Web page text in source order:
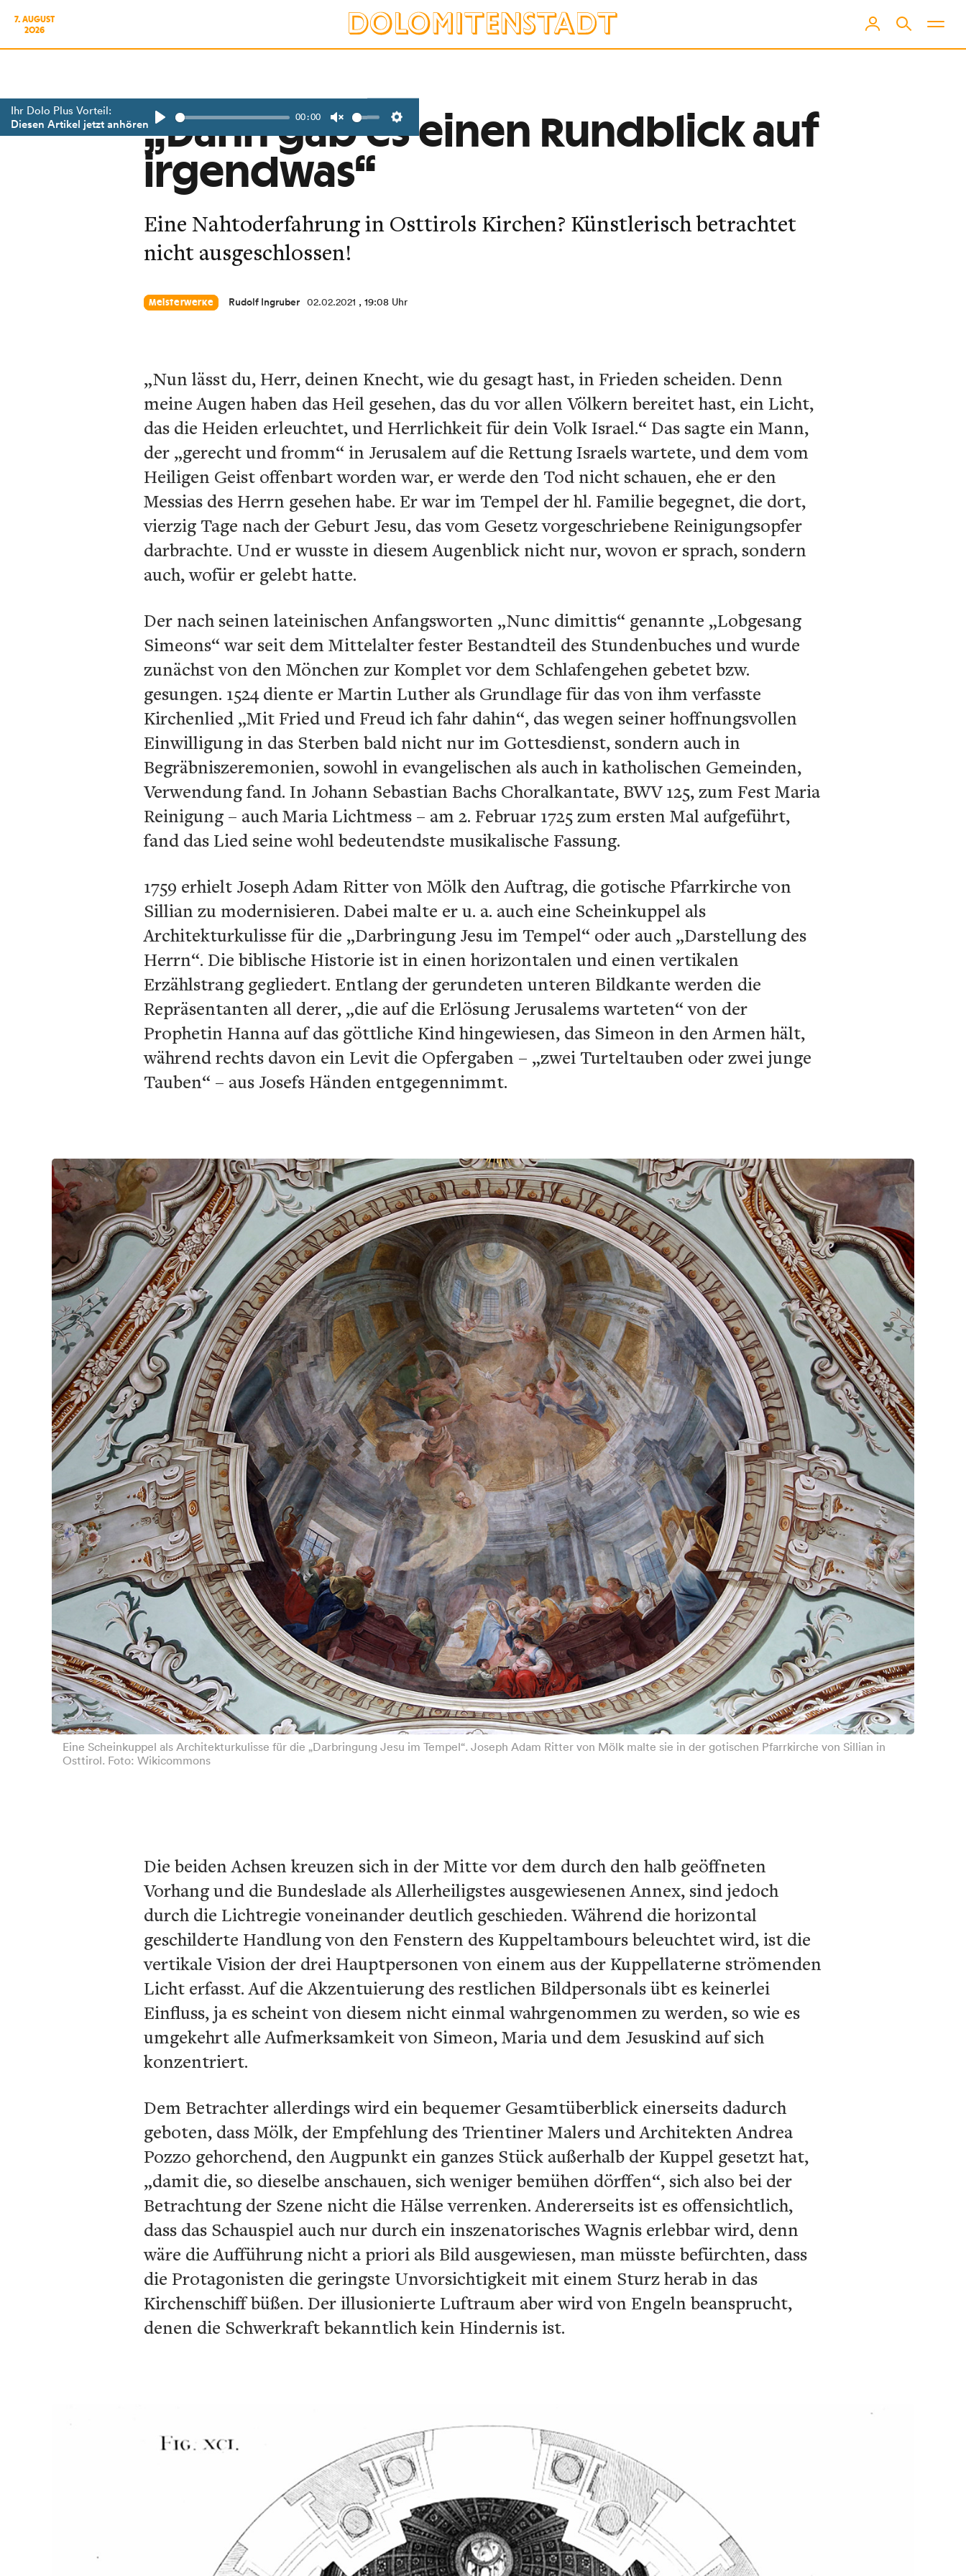
7. AUGUST
2026
Ihr Dolo Plus Vorteil:
Diesen Artikel jetzt anhören 00:00
Settings
„Dann gab es einen Rundblick auf
irgendwas“
Eine Nahtoderfahrung in Osttirols Kirchen? Künstlerisch betrachtet
nicht ausgeschlossen!
Meisterwerke Rudolf Ingruber 02.02.2021 , 19:08 Uhr
„Nun lässt du, Herr, deinen Knecht, wie du gesagt hast, in Frieden scheiden. Denn
meine Augen haben das Heil gesehen, das du vor allen Völkern bereitet hast, ein Licht,
das die Heiden erleuchtet, und Herrlichkeit für dein Volk Israel.“ Das sagte ein Mann,
der „gerecht und fromm“ in Jerusalem auf die Rettung Israels wartete, und dem vom
Heiligen Geist offenbart worden war, er werde den Tod nicht schauen, ehe er den
Messias des Herrn gesehen habe. Er war im Tempel der hl. Familie begegnet, die dort,
vierzig Tage nach der Geburt Jesu, das vom Gesetz vorgeschriebene Reinigungsopfer
darbrachte. Und er wusste in diesem Augenblick nicht nur, wovon er sprach, sondern
auch, wofür er gelebt hatte.
Der nach seinen lateinischen Anfangsworten „Nunc dimittis“ genannte „Lobgesang
Simeons“ war seit dem Mittelalter fester Bestandteil des Stundenbuches und wurde
zunächst von den Mönchen zur Komplet vor dem Schlafengehen gebetet bzw.
gesungen. 1524 diente er Martin Luther als Grundlage für das von ihm verfasste
Kirchenlied „Mit Fried und Freud ich fahr dahin“, das wegen seiner hoffnungsvollen
Einwilligung in das Sterben bald nicht nur im Gottesdienst, sondern auch in
Begräbniszeremonien, sowohl in evangelischen als auch in katholischen Gemeinden,
Verwendung fand. In Johann Sebastian Bachs Choralkantate, BWV 125, zum Fest Maria
Reinigung – auch Maria Lichtmess – am 2. Februar 1725 zum ersten Mal aufgeführt,
fand das Lied seine wohl bedeutendste musikalische Fassung.
1759 erhielt Joseph Adam Ritter von Mölk den Auftrag, die gotische Pfarrkirche von
Sillian zu modernisieren. Dabei malte er u. a. auch eine Scheinkuppel als
Architekturkulisse für die „Darbringung Jesu im Tempel“ oder auch „Darstellung des
Herrn“. Die biblische Historie ist in einen horizontalen und einen vertikalen
Erzählstrang gegliedert. Entlang der gerundeten unteren Bildkante werden die
Repräsentanten all derer, „die auf die Erlösung Jerusalems warteten“ von der
Prophetin Hanna auf das göttliche Kind hingewiesen, das Simeon in den Armen hält,
während rechts davon ein Levit die Opfergaben – „zwei Turteltauben oder zwei junge
Tauben“ – aus Josefs Händen entgegennimmt.
Eine Scheinkuppel als Architekturkulisse für die „Darbringung Jesu im Tempel“. Joseph Adam Ritter von Mölk malte sie in der gotischen Pfarrkirche von Sillian in
Osttirol. Foto: Wikicommons
Die beiden Achsen kreuzen sich in der Mitte vor dem durch den halb geöffneten
Vorhang und die Bundeslade als Allerheiligstes ausgewiesenen Annex, sind jedoch
durch die Lichtregie voneinander deutlich geschieden. Während die horizontal
geschilderte Handlung von den Fenstern des Kuppeltambours beleuchtet wird, ist die
vertikale Vision der drei Hauptpersonen von einem aus der Kuppellaterne strömenden
Licht erfasst. Auf die Akzentuierung des restlichen Bildpersonals übt es keinerlei
Einfluss, ja es scheint von diesem nicht einmal wahrgenommen zu werden, so wie es
umgekehrt alle Aufmerksamkeit von Simeon, Maria und dem Jesuskind auf sich
konzentriert.
Dem Betrachter allerdings wird ein bequemer Gesamtüberblick einerseits dadurch
geboten, dass Mölk, der Empfehlung des Trientiner Malers und Architekten Andrea
Pozzo gehorchend, den Augpunkt ein ganzes Stück außerhalb der Kuppel gesetzt hat,
„damit die, so dieselbe anschauen, sich weniger bemühen dörffen“, sich also bei der
Betrachtung der Szene nicht die Hälse verrenken. Andererseits ist es offensichtlich,
dass das Schauspiel auch nur durch ein inszenatorisches Wagnis erlebbar wird, denn
wäre die Aufführung nicht a priori als Bild ausgewiesen, man müsste befürchten, dass
die Protagonisten die geringste Unvorsichtigkeit mit einem Sturz herab in das
Kirchenschiff büßen. Der illusionierte Luftraum aber wird von Engeln beansprucht,
denen die Schwerkraft bekanntlich kein Hindernis ist.